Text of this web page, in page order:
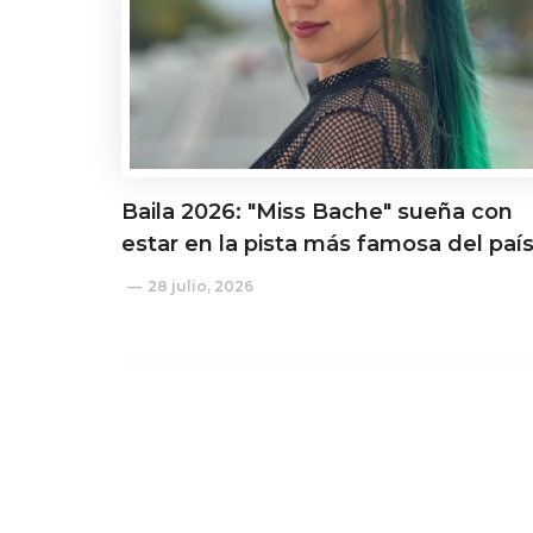
Baila 2026: "Miss Bache" sueña con
estar en la pista más famosa del país
28 julio, 2026